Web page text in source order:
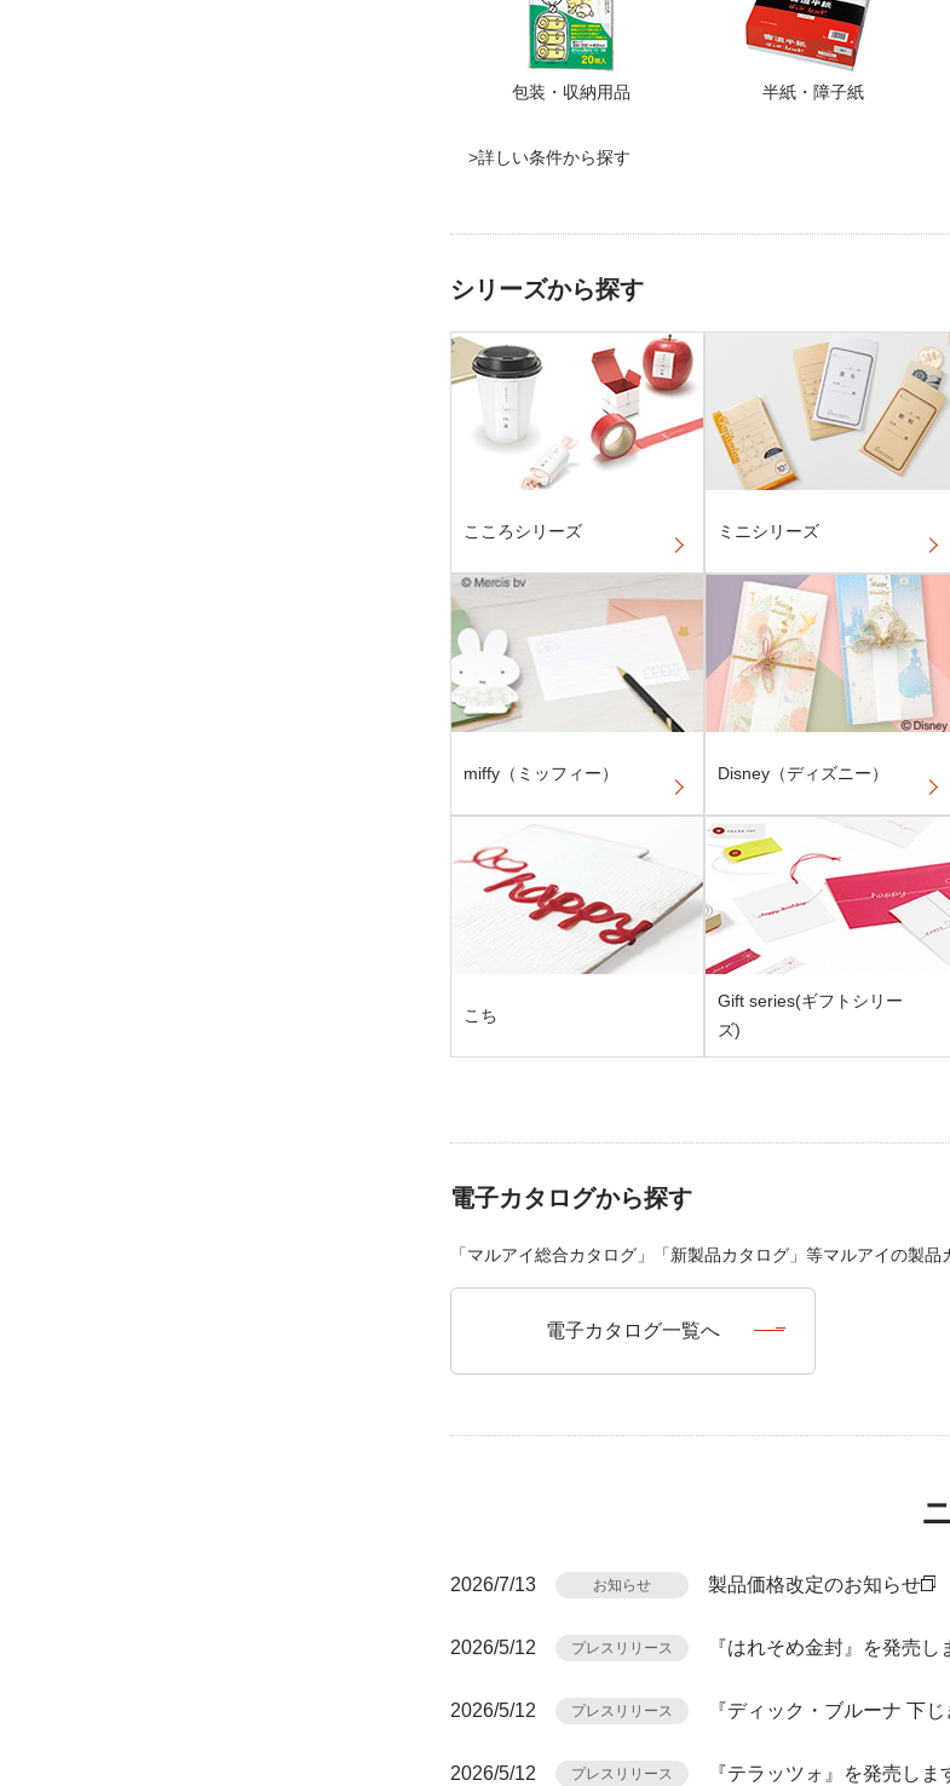
包装・収納用品 半紙・障子紙
詳しい条件から探す
シリーズから探す
こころシリーズ ミニシリーズ
miffy（ミッフィー） Disney（ディズニー）
こち
Gift series(ギフトシリー
ズ)
電子カタログから探す
「マルアイ総合カタログ」「新製品カタログ」等マルアイの製品
電子カタログ一覧へ
2026/7/13 お知らせ 製品価格改定のお知らせ
2026/5/12 プレスリリース 『はれそめ金封』を発売し
2026/5/12 プレスリリース 『ディック・ブルーナ 下
2026/5/12 プレスリリース 『テラッツォ』を発売しま